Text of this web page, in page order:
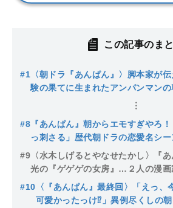
この記事のま
#1 〈朝ドラ『あんぱん』〉脚本家が
験の果てに生まれたアンパンマン
あったやなせたかしさんへの思い
#8 『あんぱん』朝からエモすぎやろ
っ刺さる」歴代朝ドラの恋愛名シ
#9 〈水木しげるとやなせたかし〉『
光の『ゲゲゲの女房』…２人の漫画
にどんな影響を及ぼしたか
#10 〈『あんぱん』最終回〉「えっ、
可愛かったっけ⁉」異例尽くしの